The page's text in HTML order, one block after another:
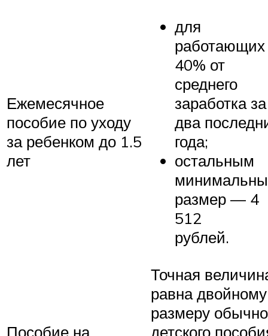
Ежемесячное
пособие по уходу
за ребенком до 1.5
лет
для
40% от
среднего
заработка за
два
года;
остальным
размер — 4
512
рублей.
Пособие на
Точная
равна двойному
размеру
детского